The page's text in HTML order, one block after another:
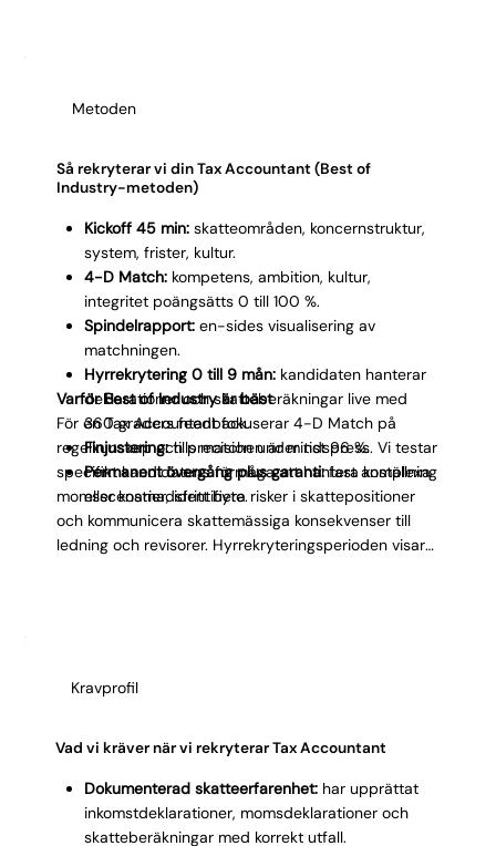
från start.
Metoden
Så rekryterar vi din Tax Accountant (Best of
Industry-metoden)
Kickoff 45 min: skatteområden, koncernstruktur,
system, frister, kultur.
4-D Match: kompetens, ambition, kultur,
integritet poängsätts 0 till 100 %.
Spindelrapport: en-sides visualisering av
matchningen.
Hyrrekrytering 0 till 9 mån: kandidaten hanterar
deklarationer och skatteberäkningar live med
360 graders feedback.
Finjustering:tills matchen är minst 96 %.
Permanent övergång plus garanti:fast anställning
eller kostnadsfritt byte.
Varför Best of Industry är bäst
För en Tax Accountant fokuserar 4-D Match på
regelkunskap och precision under tidspress. Vi testar
specifikt kandidatens förmåga att hantera komplexa
momsscenarier, identifiera risker i skattepositioner
och kommunicera skattemässiga konsekvenser till
ledning och revisorer. Hyrrekryteringsperioden visar
Kravprofil
Vad vi kräver när vi rekryterar Tax Accountant
Dokumenterad skatteerfarenhet:har upprättat
inkomstdeklarationer, momsdeklarationer och
skatteberäkningar med korrekt utfall.